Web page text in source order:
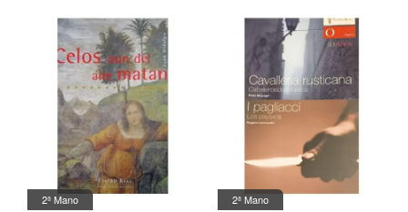
2ª Mano 2ª Mano